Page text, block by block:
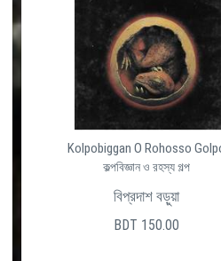
Kolpobiggan O Rohosso
কল্পবিজ্ঞান ও রহস্য গল্প
বিপ্রদাশ বড়ুয়া
BDT 150.00